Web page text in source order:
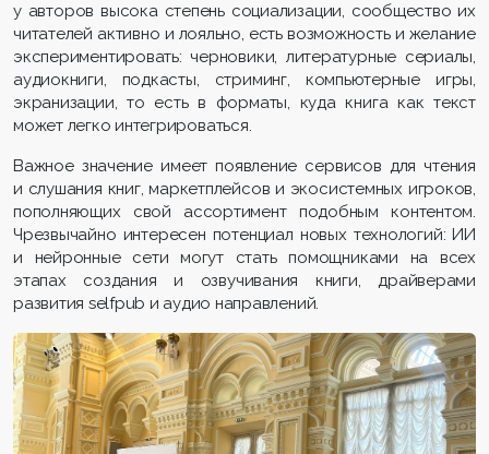
у авторов высока степень социализации, сообщество их
читателей активно и лояльно, есть возможность и желание
экспериментировать: черновики, литературные сериалы,
аудиокниги, подкасты, стриминг, компьютерные игры,
экранизации, то есть в форматы, куда книга как текст
может легко интегрироваться.
Важное значение имеет появление сервисов для чтения
и слушания книг, маркетплейсов и экосистемных игроков,
пополняющих свой ассортимент подобным контентом.
Чрезвычайно интересен потенциал новых технологий: ИИ
и нейронные сети могут стать помощниками на всех
этапах создания и озвучивания книги, драйверами
развития selfpub и аудио направлений.